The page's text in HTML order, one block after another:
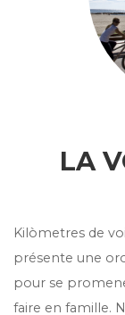
LA
Kilòmetres de
présente une
pour se
faire en famille.